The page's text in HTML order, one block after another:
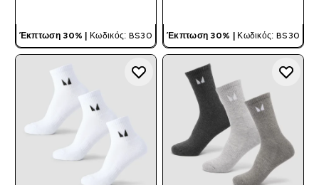
Έκπτωση 30% | Κωδικός: BS30 Έκπτωση 30% | Κωδικός: BS30